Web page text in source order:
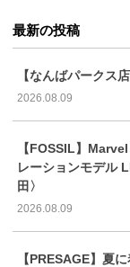
最新の投稿
【なんばパークス
2026.08.09
【FOSSIL】
レーションモデル
田〉
2026.08.09
【PRESAGE】夏